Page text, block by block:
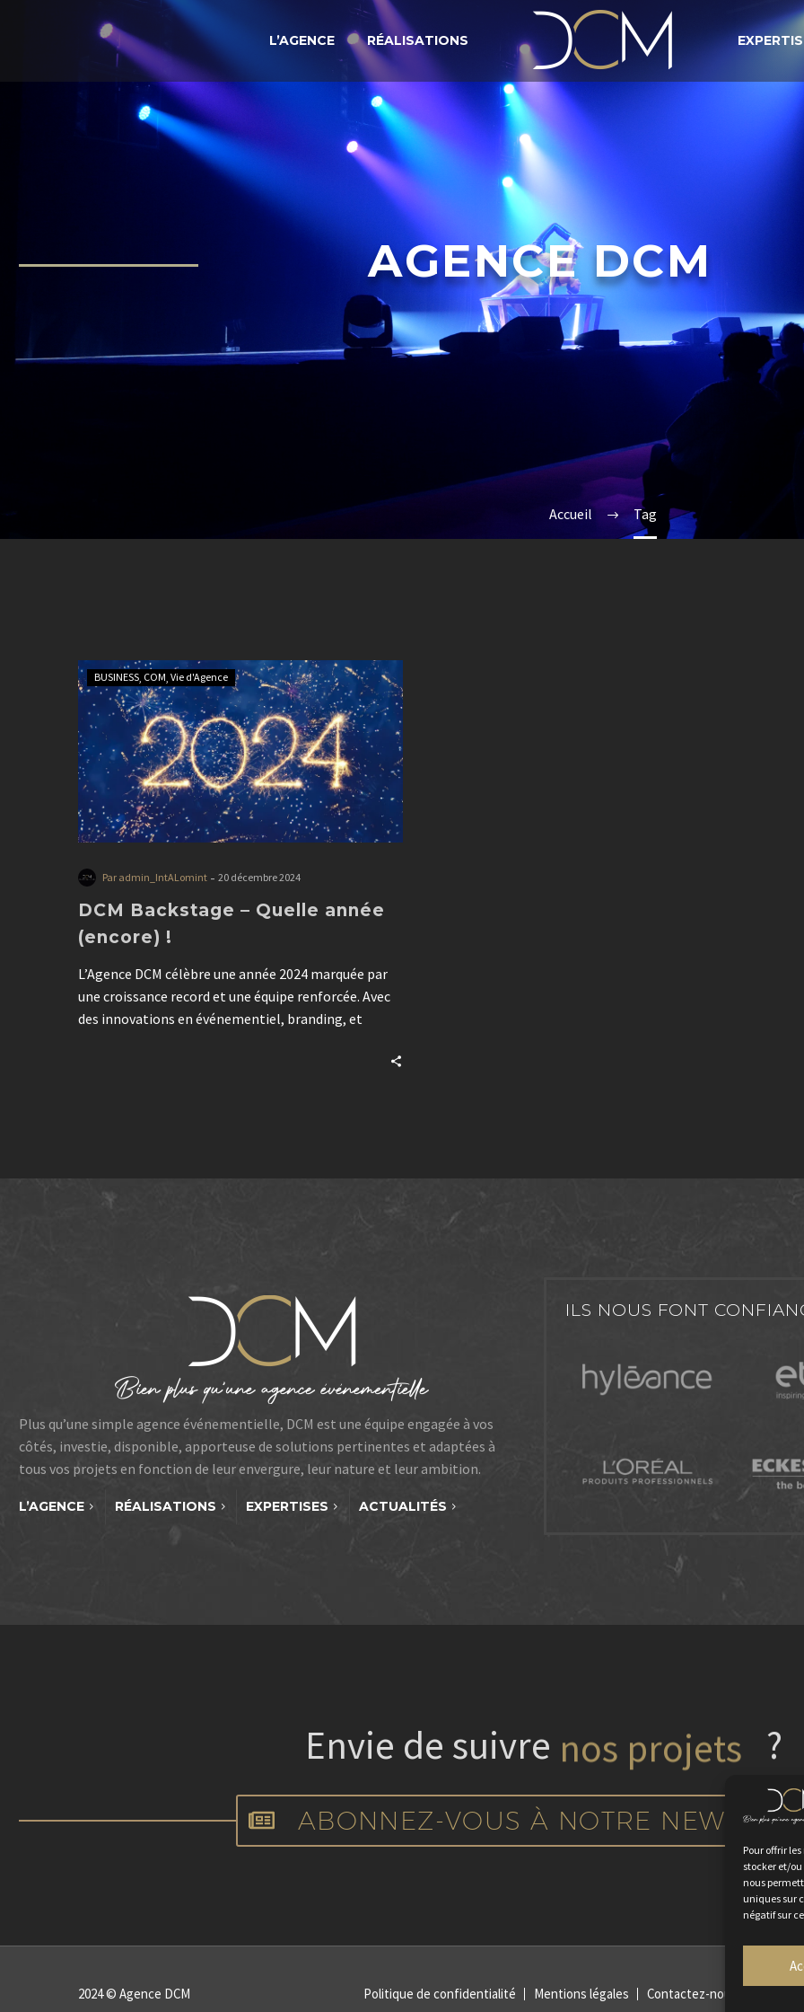
Pour offrir
stocker et/
nous
uniques sur
négatif sur
L’AGENCE RÉALISATIONS
AGENCE DCM
Accueil Tag
BUSINESS COM Vie d'Agence
Par admin_IntALomint - 20 décembre 2024
DCM Backstage – Quelle année
(encore) !
L’Agence DCM célèbre une année 2024 marquée par
une croissance record et une équipe renforcée. Avec
des innovations en événementiel, branding, et
Plus qu’une simple agence événementielle, DCM est une équipe engagée à vos
côtés, investie, disponible, apporteuse de solutions pertinentes et adaptées à
tous vos projets en fonction de leur envergure, leur nature et leur ambition.
L’AGENCE RÉALISATIONS EXPERTISES ACTUALITÉS
ILS NOUS FONT
Envie de suivre nos projets ?
ABONNEZ-VOUS À NOTRE
Politique de confidentialité Mentions légales Contactez-nous
2024 © Agence DCM